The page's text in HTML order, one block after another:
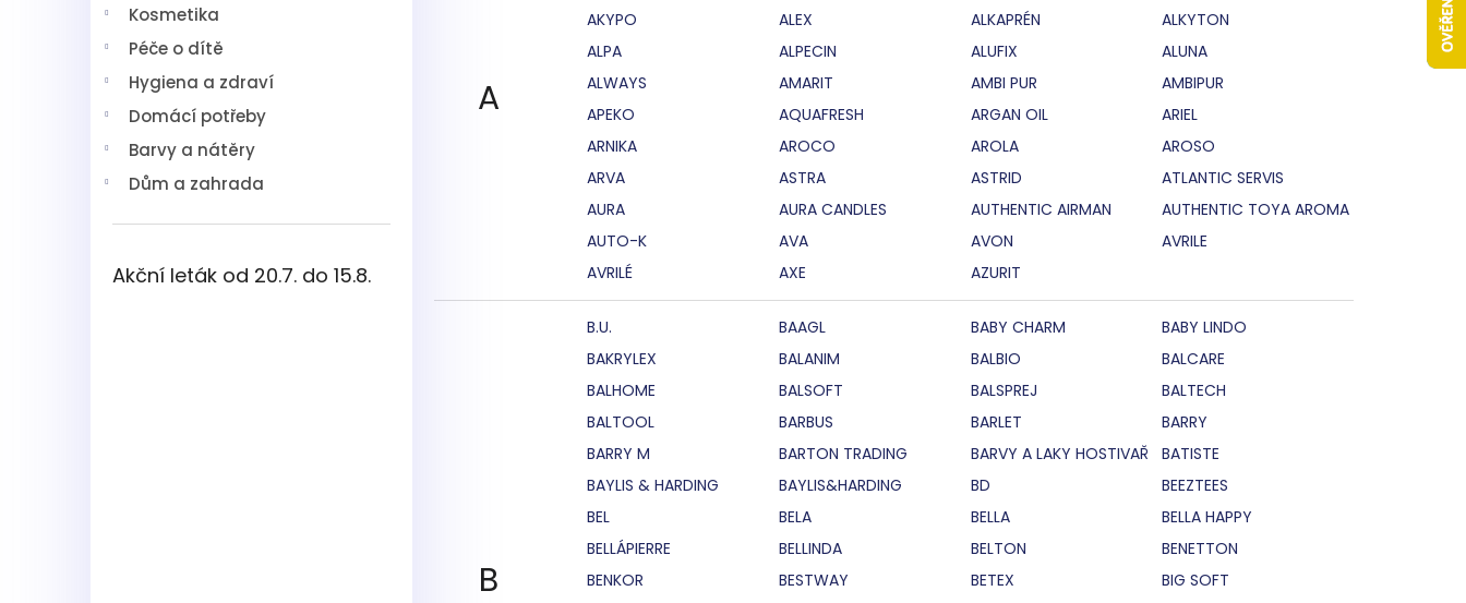
Kosmetika
Péče o dítě
Hygiena a zdraví
Domácí potřeby
Barvy a nátěry
Dům a zahrada
Akční leták od 20.7. do 15.8.
A
AKYPO
ALEX ALKAPRÉN
ALKYTON
ALPA
ALPECIN ALUFIX
ALUNA
ALWAYS
AMARIT AMBI PUR
AMBIPUR
APEKO
AQUAFRESH ARGAN OIL
ARIEL
ARNIKA
AROCO AROLA
AROSO
ARVA
ASTRA ASTRID
ATLANTIC SERVIS
AURA
AURA CANDLES AUTHENTIC AIRMAN
AUTHENTIC TOYA AROMA
AUTO-K
AVA AVON
AVRILE
AVRILÉ
AXE AZURIT
B
B.U. BAAGL BABY CHARM
BABY LINDO
BAKRYLEX
BALANIM BALBIO
BALCARE
BALHOME
BALSOFT BALSPREJ
BALTECH
BALTOOL
BARBUS BARLET
BARRY
BARRY M
BARTON TRADING BARVY A LAKY HOSTIVAŘ
BATISTE
BAYLIS & HARDING
BAYLIS&HARDING BD
BEEZTEES
BEL
BELA BELLA
BELLA HAPPY
BELLÁPIERRE
BELLINDA BELTON
BENETTON
BENKOR
BESTWAY BETEX
BIG SOFT